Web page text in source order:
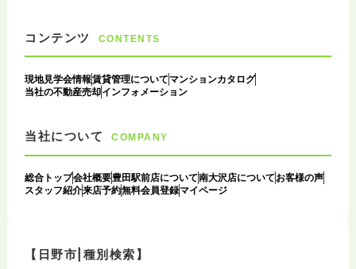
コンテンツ CONTENTS
現地見学会情報賃貸管理について マンションカタログ
当社の不動産売却インフォメーション
当社について COMPANY
総合トップ会社概要豊田駅前店について南大沢店について お客様の声
スタッフ紹介来店予約無料会員登録マイページ
【日野市|種別検索】